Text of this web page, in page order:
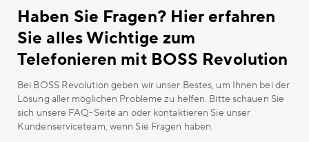
Haben Sie Fragen? Hier erfahren
Sie alles Wichtige zum
Telefonieren mit BOSS Revolution
Bei BOSS Revolution geben wir unser Bestes, um Ihnen bei der
Lösung aller möglichen Probleme zu helfen. Bitte schauen Sie
sich unsere FAQ-Seite an oder kontaktieren Sie unser
Kundenserviceteam, wenn Sie Fragen haben.